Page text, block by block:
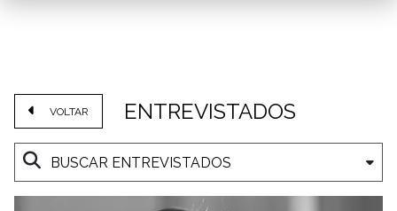
VOLTAR ENTREVISTADOS